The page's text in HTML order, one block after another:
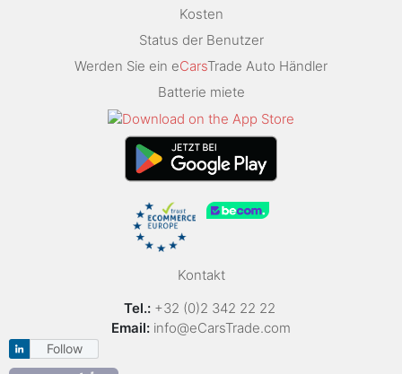
Kosten
Status der Benutzer
Werden Sie ein eCarsTrade Auto Händler
Batterie miete
Kontakt
Tel.: +32 (0)2 342 22 22
Email: info@eCarsTrade.com
Follow